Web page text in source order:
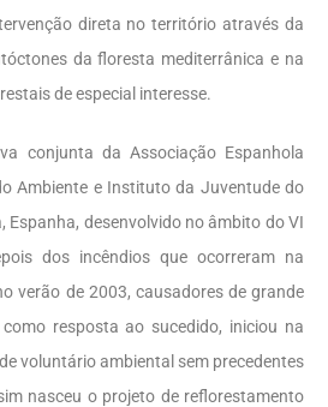
direta no território através da
da floresta mediterrânica e na
de especial interesse.
conjunta da Associação Espanhola
Ambiente e Instituto da Juventude do
Espanha, desenvolvido no âmbito do VI
dos incêndios que ocorreram na
verão de 2003, causadores de grande
como resposta ao sucedido, iniciou na
voluntário ambiental sem precedentes
nasceu o projeto de reflorestamento